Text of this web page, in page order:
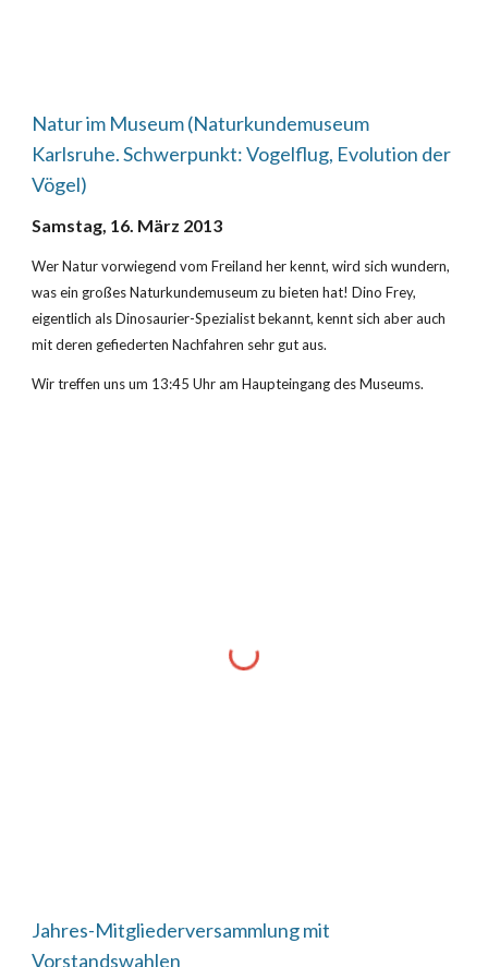
Natur im Museum (Naturkundemuseum
Karlsruhe. Schwerpunkt: Vogelflug, Evolution der
Vögel)
Samstag, 16. März 2013
Wer Natur vorwiegend vom Freiland her kennt, wird sich wundern,
was ein großes Naturkundemuseum zu bieten hat! Dino Frey,
eigentlich als Dinosaurier-Spezialist bekannt, kennt sich aber auch
mit deren gefiederten Nachfahren sehr gut aus.
Wir treffen uns um 13:45 Uhr am Haupteingang des Museums.
Jahres-Mitgliederversammlung mit
Vorstandswahlen